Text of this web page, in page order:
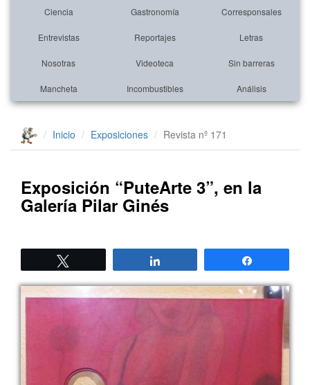
Ciencia Gastronomía Corresponsales
Entrevistas Reportajes Letras
Nosotras Videoteca Sin barreras
Mancheta Incombustibles Análisis
Inicio Exposiciones Revista nº 171
Exposición “PuteArte 3”, en la
Galería Pilar Ginés